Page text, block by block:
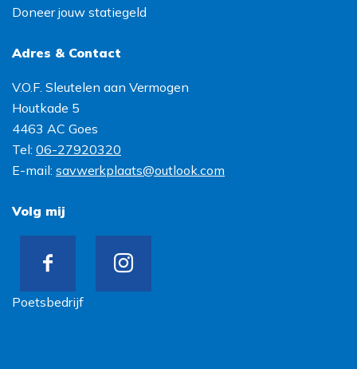
Doneer jouw statiegeld
Adres & Contact
V.O.F. Sleutelen aan Vermogen
Houtkade 5
4463 AC Goes
Tel: 06-27920320
E-mail: savwerkplaats@outlook.com
Volg mij
Poetsbedrijf